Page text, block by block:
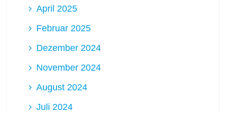
April 2025
Februar 2025
Dezember 2024
November 2024
August 2024
Juli 2024